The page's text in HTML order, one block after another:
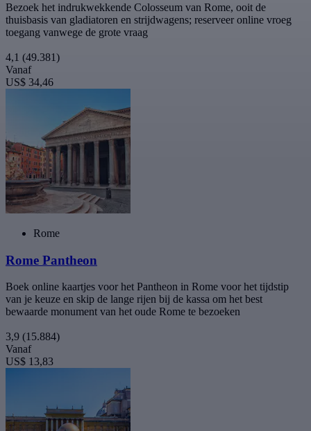
Bezoek het indrukwekkende Colosseum van Rome, ooit de
thuisbasis van gladiatoren en strijdwagens; reserveer online vroeg
toegang vanwege de grote vraag
4,1 (49.381)
Vanaf
US$ 34,46
Rome
Rome Pantheon
Boek online kaartjes voor het Pantheon in Rome voor het tijdstip
van je keuze en skip de lange rijen bij de kassa om het best
bewaarde monument van het oude Rome te bezoeken
3,9 (15.884)
Vanaf
US$ 13,83